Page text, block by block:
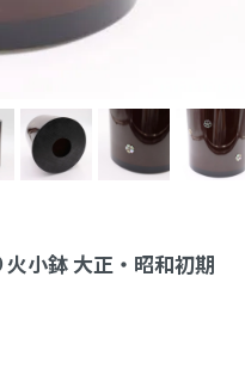
小鉢 大正・昭和初期